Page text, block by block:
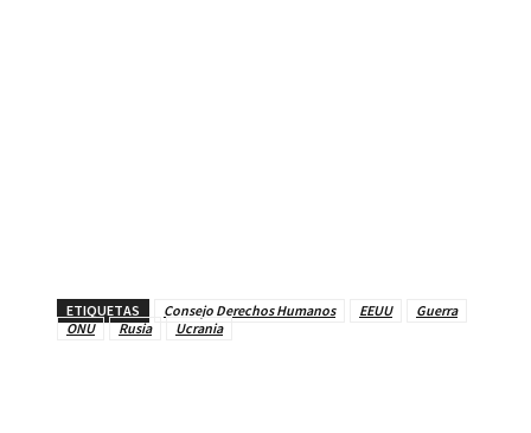
ETIQUETAS Consejo Derechos Humanos EEUU
Guerra
ONU
Rusia Ucrania